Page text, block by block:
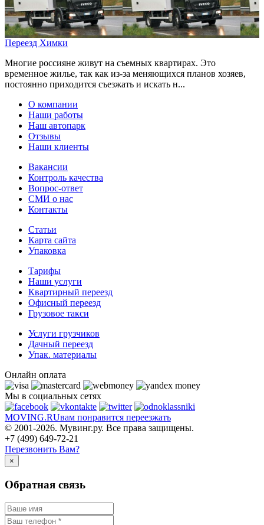
Переезд Химки
Многие россияне живут на съемных квартирах. Это
временное жилье, так как из-за меняющихся планов хозяев,
постоянно приходится съезжать и искать н...
О компании
Наши работы
Наш автопарк
Отзывы
Наши клиенты
Вакансии
Контроль качества
Вопрос-ответ
СМИ о нас
Контакты
Статьи
Карта сайта
Упаковка
Тарифы
Наши услуги
Квартирный переезд
Офисный переезд
Грузовое такси
Услуги грузчиков
Дачный переезд
Упак. материалы
Онлайн оплата
Мы в социальных сетях
MOVING.RUвам понравится переезжать
© 2001-2026. Мувинг.ру. Все права защищены.
+7 (499) 649-72-21
Перезвонить Вам?
×
Обратная связь